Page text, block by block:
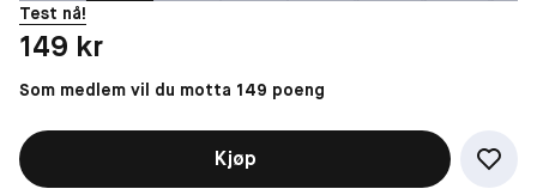
Test nå!
Pris: 149 kr
149 kr
Som medlem vil du motta 149 poeng
Kjøp